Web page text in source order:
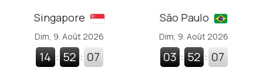
Singapore
Dim, 9. Août 2026
14 : 52 : 08
São Paulo
Dim, 9. Août 2026
03 : 52 : 08